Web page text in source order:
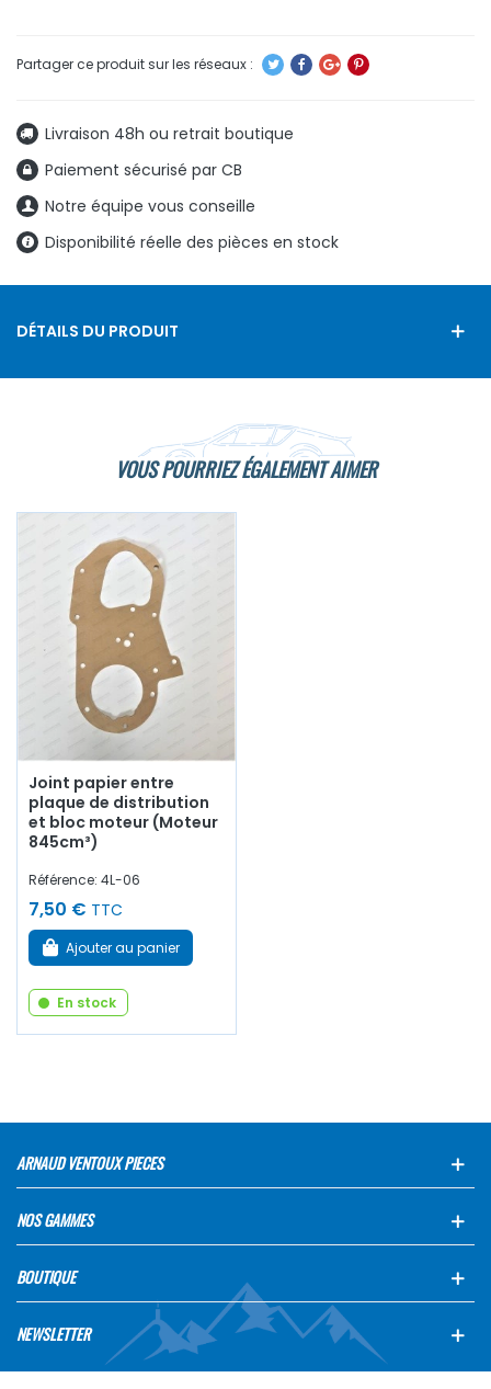
Livraison 48h ou retrait boutique
Paiement sécurisé par CB
Notre équipe vous conseille
Disponibilité réelle des pièces en stock
DÉTAILS DU PRODUIT
VOUS POURRIEZ ÉGALEMENT AIMER
Joint papier entre
plaque de distribution
et bloc moteur (Moteur
845cm³)
Référence: 4L-06
7,50 € TTC
Ajouter au panier
En stock
ARNAUD VENTOUX PIECES
NOS GAMMES
BOUTIQUE
NEWSLETTER